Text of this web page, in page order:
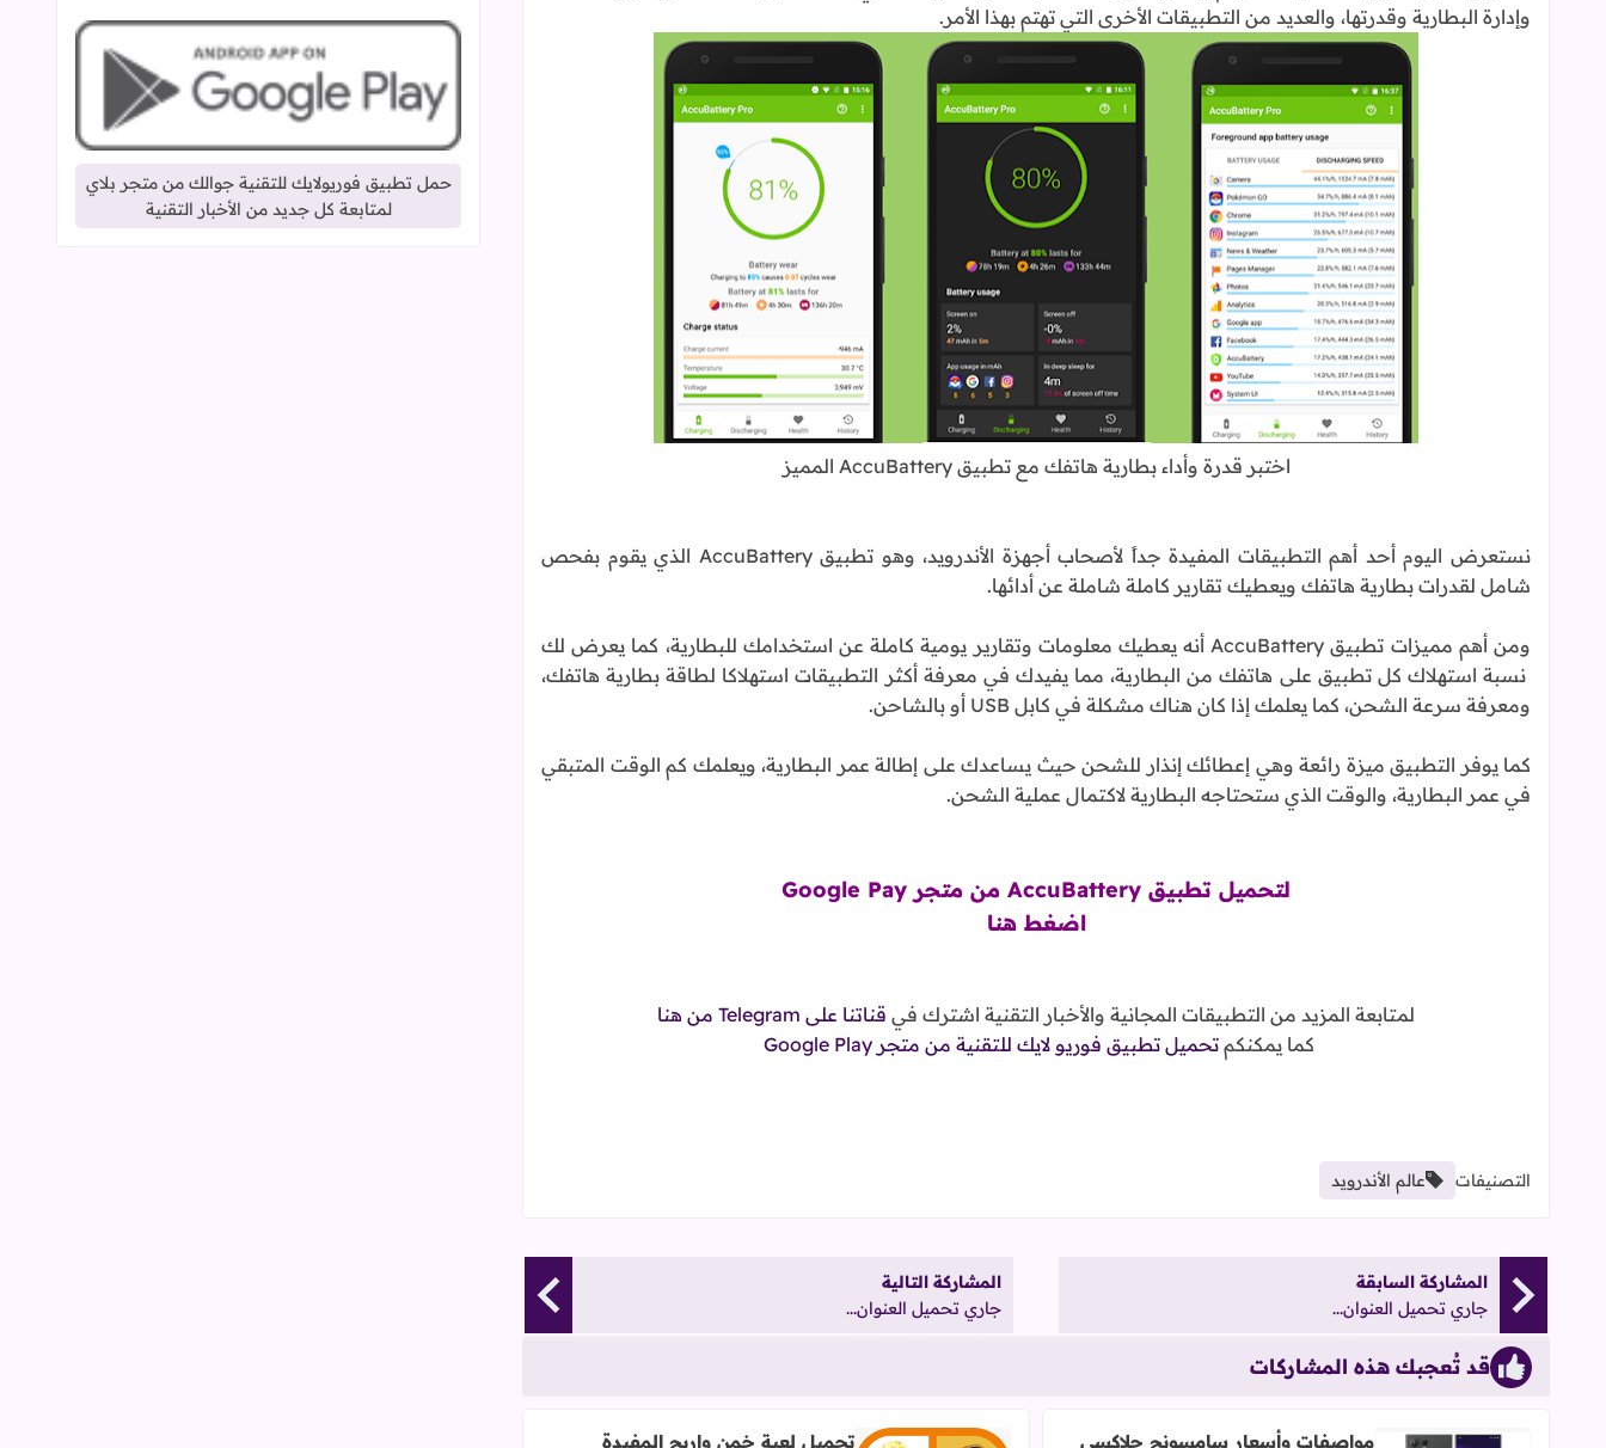
وإدارة البطارية وقدرتها، والعديد من التطبيقات الأخرى التي تهتم بهذا الأمر.
اختبر قدرة وأداء بطارية هاتفك مع تطبيق Accu​Battery المميز
نستعرض اليوم أحد أهم التطبيقات المفيدة جداً لأصحاب أجهزة الأندرويد، وهو تطبيق Accu​Battery الذي يقوم بفحص
شامل لقدرات بطارية هاتفك ويعطيك تقارير كاملة شاملة عن أدائها.
ومن أهم مميزات تطبيق Accu​Battery أنه يعطيك معلومات وتقارير يومية كاملة عن استخدامك للبطارية، كما يعرض لك
نسبة استهلاك كل تطبيق على هاتفك من البطارية، مما يفيدك في معرفة أكثر التطبيقات استهلاكا لطاقة بطارية هاتفك،
ومعرفة سرعة الشحن، كما يعلمك إذا كان هناك مشكلة في كابل USB أو بالشاحن.
كما يوفر التطبيق ميزة رائعة وهي إعطائك إنذار للشحن حيث يساعدك على إطالة عمر البطارية، ويعلمك كم الوقت المتبقي
في عمر البطارية، والوقت الذي ستحتاجه البطارية لاكتمال عملية الشحن.
لتحميل تطبيق Accu​Battery من متجر Google Pay
اضغط هنا
لمتابعة المزيد من التطبيقات المجانية والأخبار التقنية اشترك في قناتنا على Telegram
من هنا
كما يمكنكمتحميل تطبيق فوريو لايك للتقنية من متجر Google Play
التصنيفات عالم الأندرويد
المشاركة السابقة
جاري تحميل العنوان...
المشاركة التالية
جاري تحميل العنوان...
قد تُعجبك هذه المشاركات
مواصفات وأسعار سامسونج جلاكسي
تحميل لعبة خمن واربح المفيدة
حمل تطبيق فوريولايك للتقنية جوالك من متجر بلاي
لمتابعة كل جديد من الأخبار التقنية